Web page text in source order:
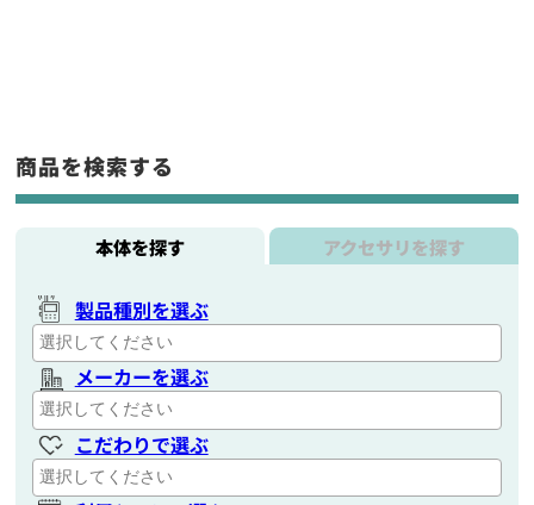
商品を検索する
本体を探す アクセサリを探す
製品種別を選ぶ
メーカーを選ぶ
こだわりで選ぶ